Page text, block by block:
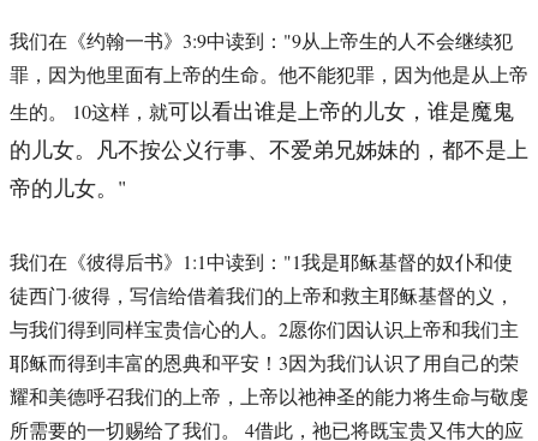
我们在《约翰一书》3:9中读到："9从上帝生的人不会继续犯
罪，因为他里面有上帝的生命。他不能犯罪，因为他是从上帝
生的。 10这样，就可以看出谁是上帝的儿女，谁是魔鬼
的儿女。凡不按公义行事、不爱弟兄姊妹的，都不是上
帝的儿女。"
我们在《彼得后书》1:1中读到："1我是耶稣基督的奴仆和使
徒西门·彼得，写信给借着我们的上帝和救主耶稣基督的义，
与我们得到同样宝贵信心的人。2愿你们因认识上帝和我们主
耶稣而得到丰富的恩典和平安！3因为我们认识了用自己的荣
耀和美德呼召我们的上帝，上帝以祂神圣的能力将生命与敬虔
所需要的一切赐给了我们。 4借此，祂已将既宝贵又伟大的应